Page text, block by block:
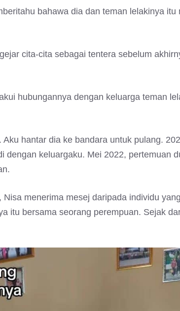
bahawa dia dan teman lelakinya itu
cita-cita sebagai tentera sebelum
hubungannya dengan keluarga teman
hantar dia ke bandara untuk pulang.
dengan keluargaku. Mei 2022, pertemuan
menerima mesej daripada individu
itu bersama seorang perempuan. Sejak